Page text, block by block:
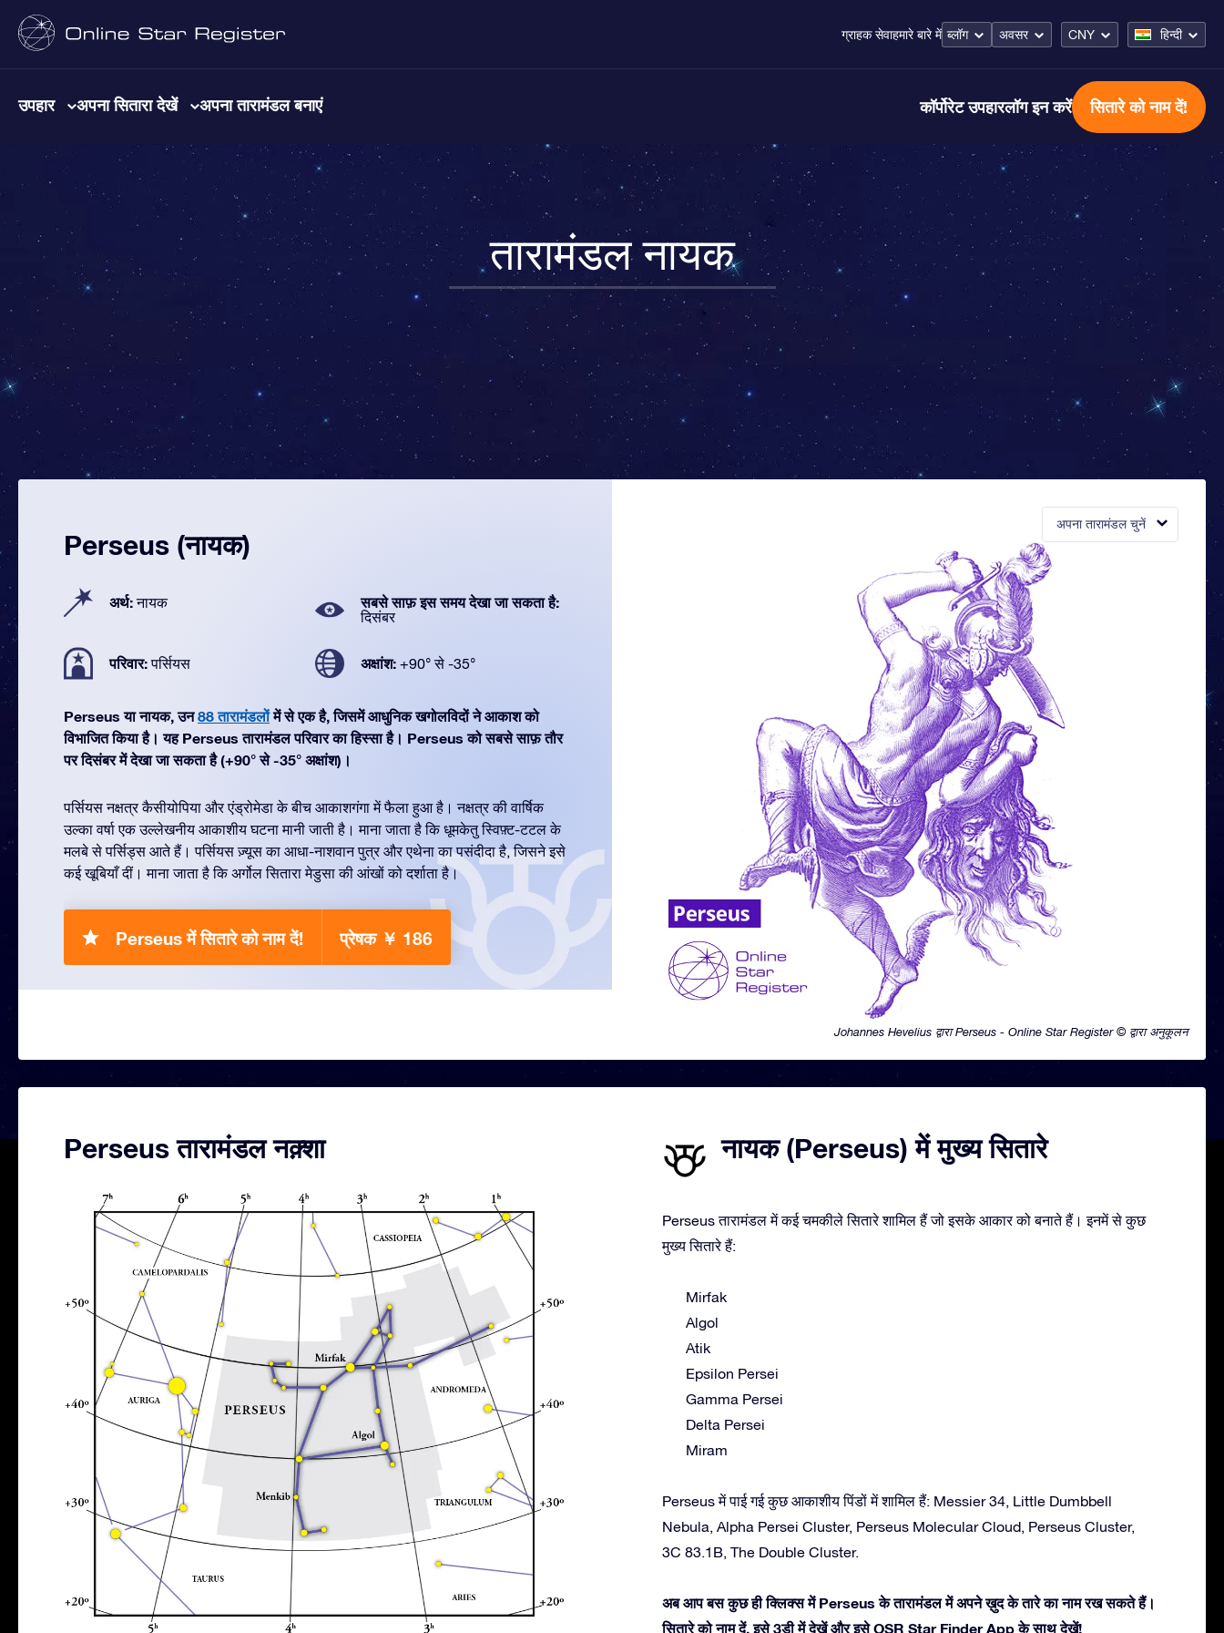
ग्राहक सेवाहमारे बारे में ब्लॉग अवसर CNY हिन्दी
उपहार अपना सितारा देखें अपना तारामंडल बनाएं कॉर्पोरेट उपहारलॉग इन करें सितारे को नाम दें!
तारामंडल नायक
अपना तारामंडल चुनें
Johannes Hevelius द्वारा Perseus - Online Star Register © द्वारा अनुकूलन
Perseus (नायक)
अर्थ:नायक सबसे साफ़ इस समय देखा जा सकता है:
दिसंबर
परिवार:पर्सियस अक्षांश: +90° से -35°
Perseus या नायक, उन88 तारामंडलोंमें से एक है, जिसमें आधुनिक खगोलविदों ने आकाश को
विभाजित किया है। यह Perseus तारामंडल परिवार का हिस्सा है। Perseus को सबसे साफ़ तौर
पर दिसंबर में देखा जा सकता है (+90° से -35° अक्षांश)।
पर्सियस नक्षत्र कैसीयोपिया और एंड्रोमेडा के बीच आकाशगंगा में फैला हुआ है। नक्षत्र की वार्षिक
उल्का वर्षा एक उल्लेखनीय आकाशीय घटना मानी जाती है। माना जाता है कि धूमकेतु स्विफ़्ट-टटल के
मलबे से पर्सिड्स आते हैं। पर्सियस ज़्यूस का आधा-नाशवान पुत्र और एथेना का पसंदीदा है, जिसने इसे
कई खूबियाँ दीं। माना जाता है कि अर्गोल सितारा मेडुसा की आंखों को दर्शाता है।
Perseus में सितारे को नाम दें! प्रेषक ￥ 186
Perseus तारामंडल नक़्शा नायक (Perseus) में मुख्य सितारे
Perseus तारामंडल में कई चमकीले सितारे शामिल हैं जो इसके आकार को बनाते हैं। इनमें से कुछ
मुख्य सितारे हैं:
Mirfak
Algol
Atik
Epsilon Persei
Gamma Persei
Delta Persei
Miram
Perseus में पाई गई कुछ आकाशीय पिंडों में शामिल हैं: Messier 34, Little Dumbbell
Nebula, Alpha Persei Cluster, Perseus Molecular Cloud, Perseus Cluster,
3C 83.1B, The Double Cluster.
अब आप बस कुछ ही क्लिक्स में Perseus के तारामंडल में अपने ख़ुद के तारे का नाम रख सकते हैं।
सितारे को नाम दें, इसे 3डी में देखें और इसे OSR Star Finder App के साथ देखें!